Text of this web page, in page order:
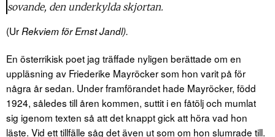
sovande, den underkylda skjortan.
(Ur Rekviem för Ernst Jandl).
En österrikisk poet jag träffade nyligen berättade om en
uppläsning av Friederike Mayröcker som hon varit på för
några år sedan. Under framförandet hade Mayröcker, född
1924, således till åren kommen, suttit i en fåtölj och mumlat
sig igenom texten så att det knappt gick att höra vad hon
läste. Vid ett tillfälle såg det även ut som om hon slumrade till.